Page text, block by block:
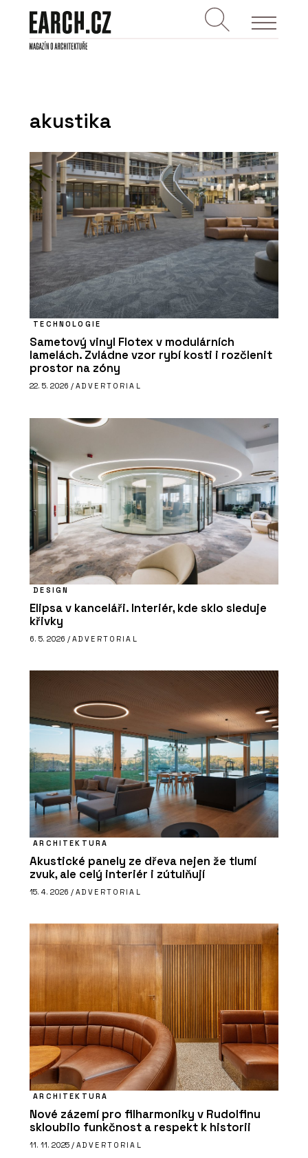
akustika
TECHNOLOGIE
Sametový vinyl Flotex v modulárních
lamelách. Zvládne vzor rybí kosti i rozčlenit
prostor na zóny
22. 5. 2026 / ADVERTORIAL
DESIGN
Elipsa v kanceláři. Interiér, kde sklo sleduje
křivky
6. 5. 2026 / ADVERTORIAL
ARCHITEKTURA
Akustické panely ze dřeva nejen že tlumí
zvuk, ale celý interiér i zútulňují
15. 4. 2026 / ADVERTORIAL
ARCHITEKTURA
Nové zázemí pro filharmoniky v Rudolfinu
skloubilo funkčnost a respekt k historii
11. 11. 2025 / ADVERTORIAL